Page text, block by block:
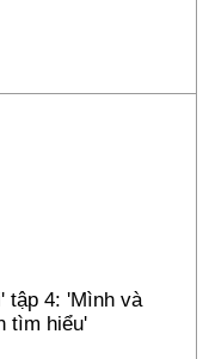
tập 4: 'Mình và
tìm hiểu'